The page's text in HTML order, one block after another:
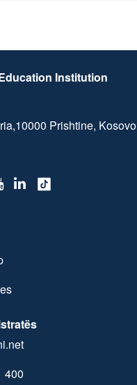
Institution
Prishtine, Kosovo
400